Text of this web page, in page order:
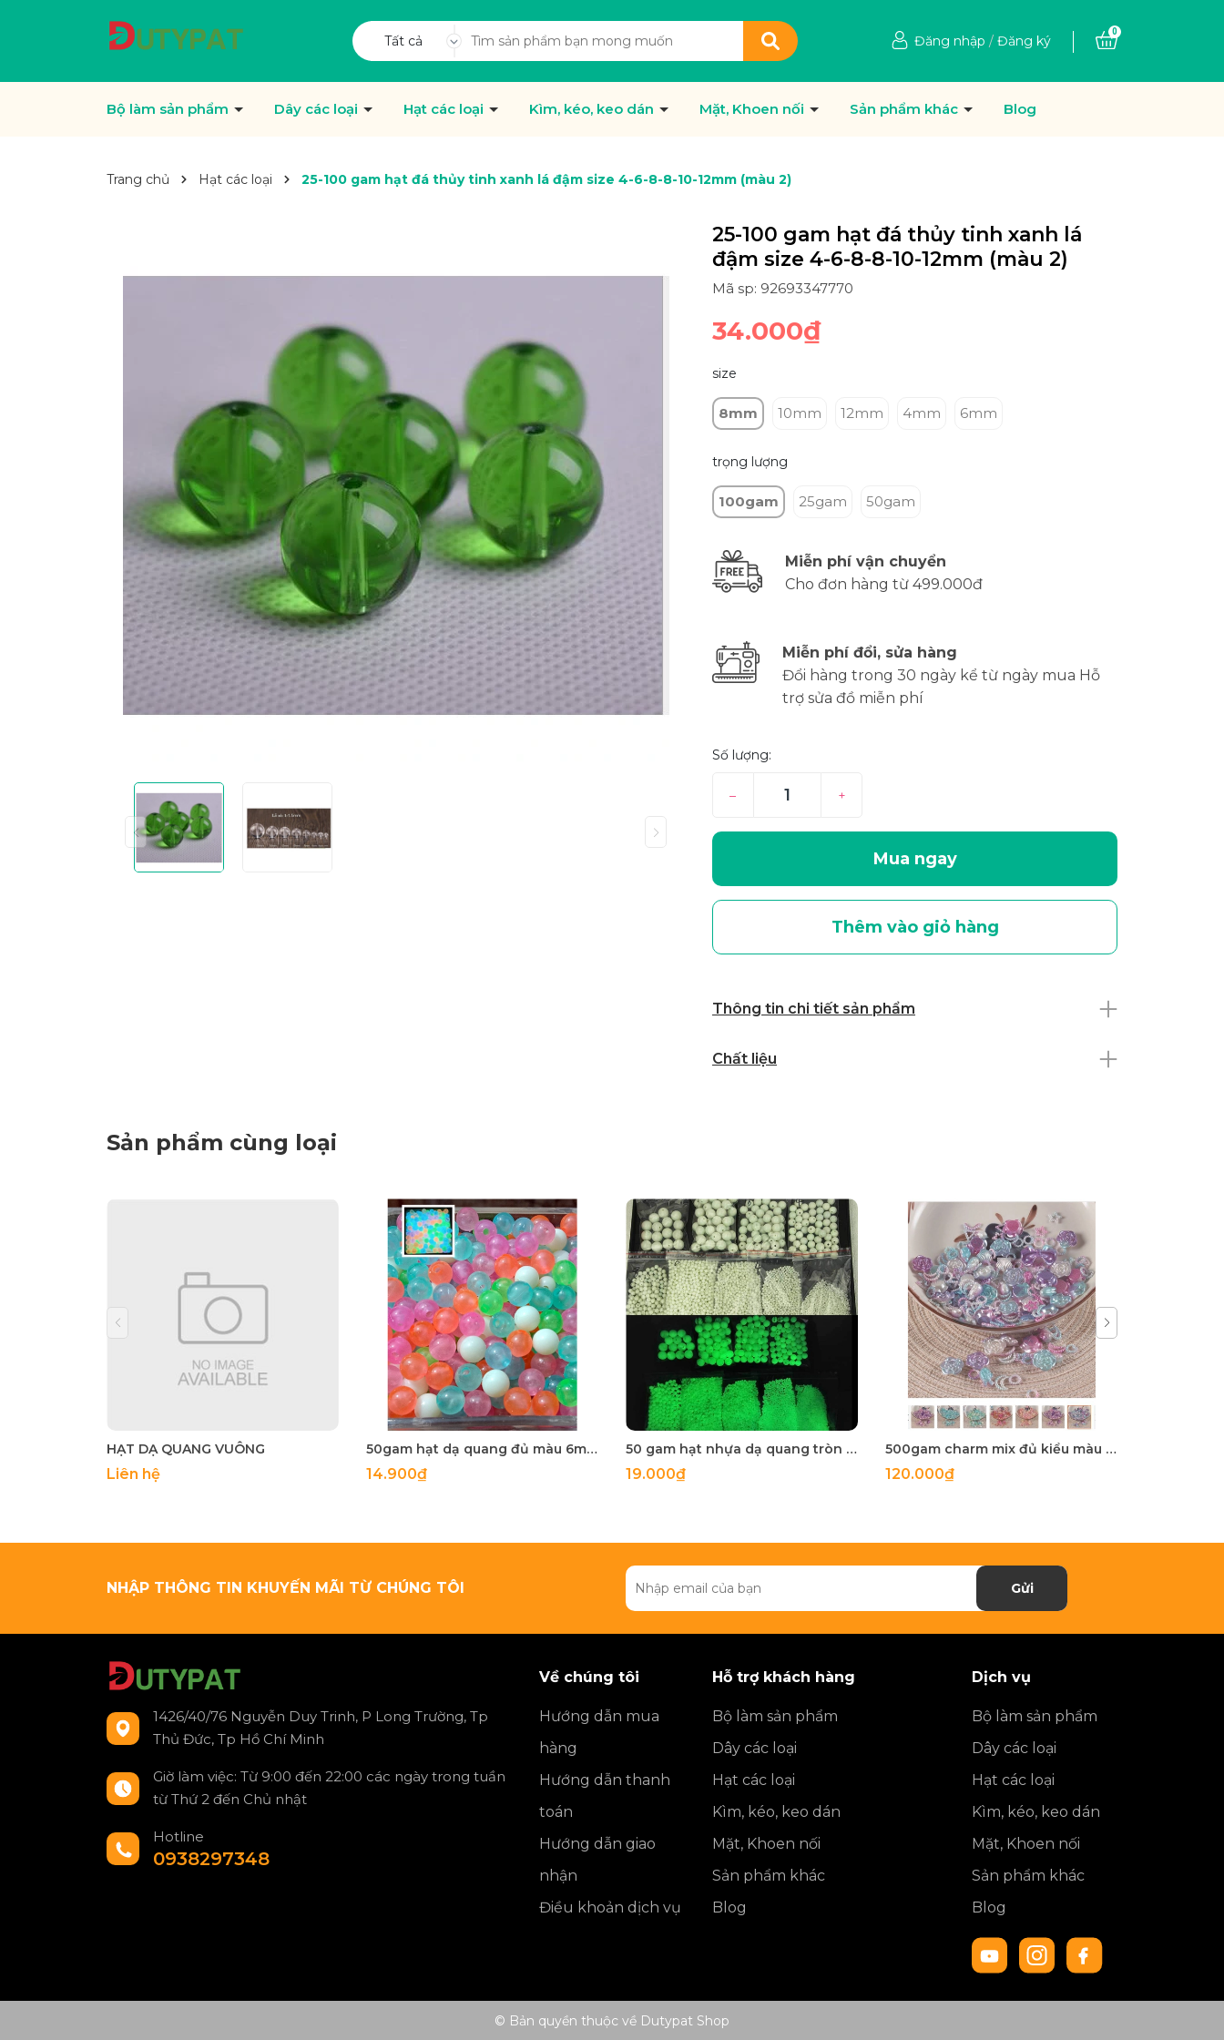
Tất cả Đăng nhập / Đăng ký
0
Bộ làm sản phẩm Dây các loại Hạt các loại Kìm, kéo, keo dán Mặt, Khoen nối Sản phẩm khác Blog
Trang chủ Hạt các loại 25-100 gam hạt đá thủy tinh xanh lá đậm size 4-6-8-8-10-12mm (màu 2)
25-100 gam hạt đá thủy tinh xanh lá
đậm size 4-6-8-8-10-12mm (màu 2)
Mã sp: 92693347770
34.000₫
size
8mm 10mm 12mm 4mm 6mm
trọng lượng
100gam 25gam 50gam
Miễn phí vận chuyển
Cho đơn hàng từ 499.000đ
Miễn phí đổi, sửa hàng
Đổi hàng trong 30 ngày kể từ ngày mua Hỗ
trợ sửa đồ miễn phí
Số lượng:
– +
Mua ngay
Thêm vào giỏ hàng
Thông tin chi tiết sản phẩm
Chất liệu
Sản phẩm cùng loại
HẠT DẠ QUANG VUÔNG
Liên hệ
50gam hạt dạ quang đủ màu 6mm, 8mm, 10mm, 12mm, hạt nhựa tròn
14.900₫
50 gam hạt nhựa dạ quang tròn đủ size 4mm, 5mm, 6mm, 8mm, 10mm, 12mm, 14mm, 16mm ,18mm , 10mm, 22mm, 25mm
19.000₫
500gam charm mix đủ kiểu màu ngọc trai, hạt charm mix đủ kiểu
120.000₫
NHẬP THÔNG TIN KHUYẾN MÃI TỪ CHÚNG TÔI Gửi
1426/40/76 Nguyễn Duy Trinh, P Long Trường, Tp
Thủ Đức, Tp Hồ Chí Minh
Giờ làm việc: Từ 9:00 đến 22:00 các ngày trong tuần
từ Thứ 2 đến Chủ nhật
Hotline
0938297348
Về chúng tôi
Hướng dẫn mua
hàng
Hướng dẫn thanh
toán
Hướng dẫn giao
nhận
Điều khoản dịch vụ
Hỗ trợ khách hàng
Bộ làm sản phẩm
Dây các loại
Hạt các loại
Kìm, kéo, keo dán
Mặt, Khoen nối
Sản phẩm khác
Blog
Dịch vụ
Bộ làm sản phẩm
Dây các loại
Hạt các loại
Kìm, kéo, keo dán
Mặt, Khoen nối
Sản phẩm khác
Blog
© Bản quyền thuộc về Dutypat Shop